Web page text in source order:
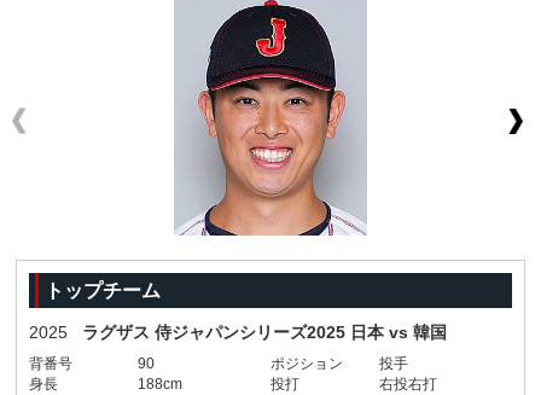
トップチーム
2025 ラグザス 侍ジャパンシリーズ2025 日本 vs 韓国
背番号 90 ポジション
投手
身長
188cm 投打
右投右打